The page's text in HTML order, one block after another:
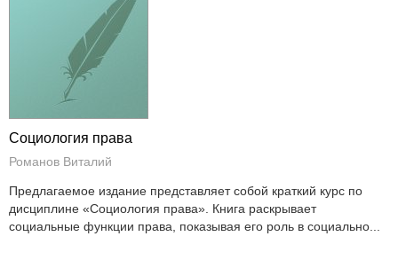
Социология права
Романов Виталий
Предлагаемое издание представляет собой краткий курс по
дисциплине «Социология права». Книга раскрывает
социальные функции права, показывая его роль в социально...